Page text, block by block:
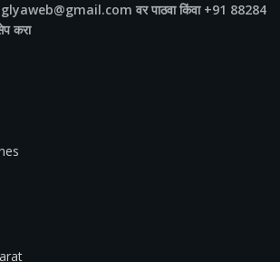
वर पाठवा किंवा +91 88284
करा